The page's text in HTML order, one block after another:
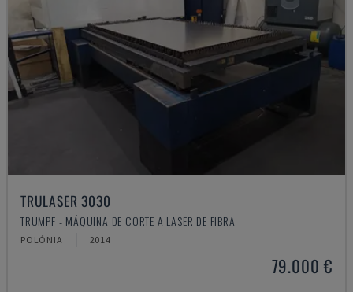
TRULASER 3030
TRUMPF - MÁQUINA DE CORTE A LASER DE FIBRA
POLÓNIA 2014
79.000 €